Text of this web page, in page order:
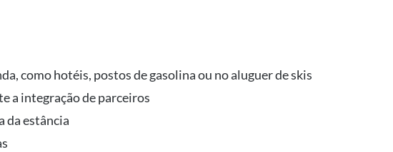
como hotéis, postos de gasolina ou no aluguer de skis
a integração de parceiros
da estância